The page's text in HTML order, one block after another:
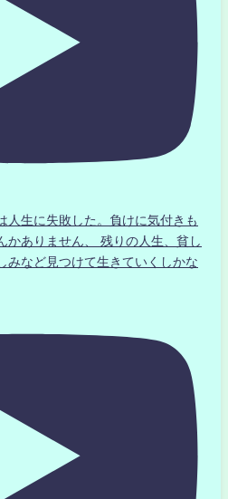
人生に失敗した。負けに気付きも
かありません、 残りの人生、貧し
みなど見つけて生きていくしかな